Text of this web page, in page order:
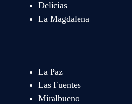
Delicias
La Magdalena
La Paz
Las Fuentes
Miralbueno